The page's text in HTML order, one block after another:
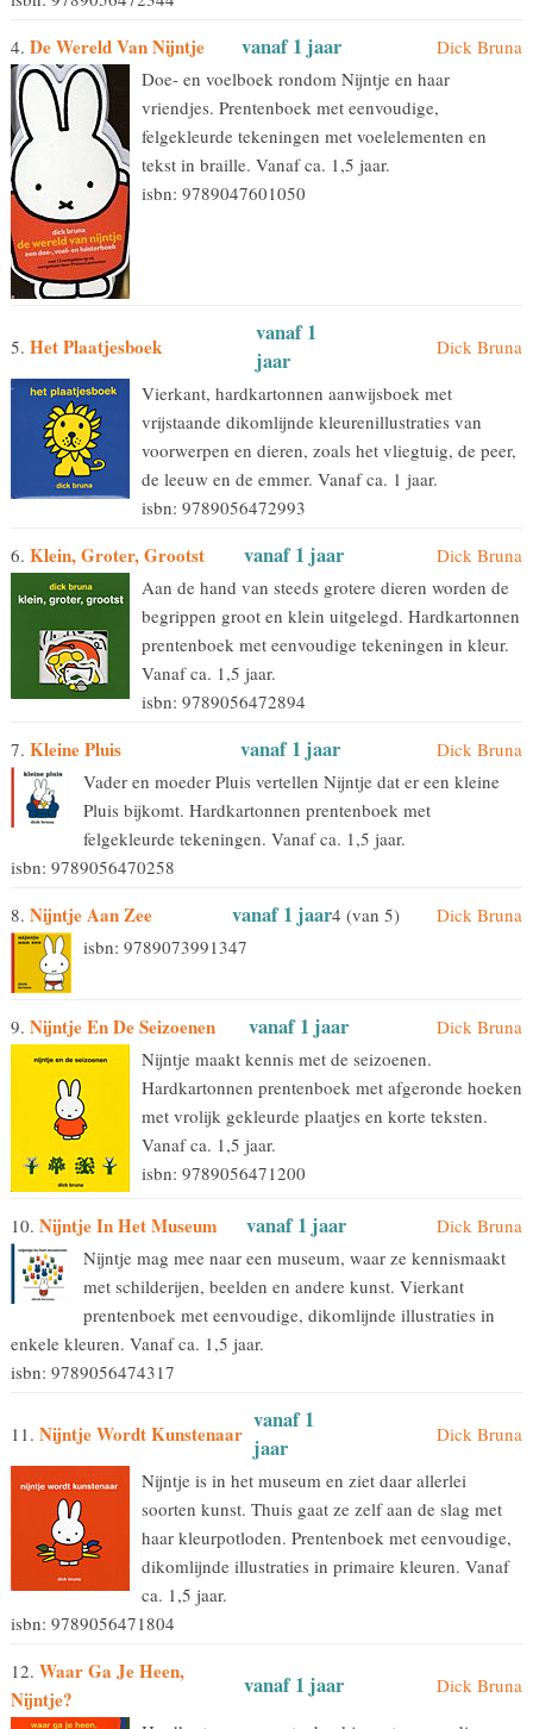
4. De Wereld Van Nijntje vanaf 1 jaar
Dick Bruna
Doe- en voelboek rondom Nijntje en haar
vriendjes. Prentenboek met eenvoudige,
felgekleurde tekeningen met voelelementen en
tekst in braille. Vanaf ca. 1,5 jaar.
isbn: 9789047601050
5. Het Plaatjesboek
vanaf 1
jaar
Dick Bruna
Vierkant, hardkartonnen aanwijsboek met
vrijstaande dikomlijnde kleurenillustraties van
voorwerpen en dieren, zoals het vliegtuig, de peer,
de leeuw en de emmer. Vanaf ca. 1 jaar.
isbn: 9789056472993
6. Klein, Groter, Grootst vanaf 1 jaar
Dick Bruna
Aan de hand van steeds grotere dieren worden de
begrippen groot en klein uitgelegd. Hardkartonnen
prentenboek met eenvoudige tekeningen in kleur.
Vanaf ca. 1,5 jaar.
isbn: 9789056472894
7. Kleine Pluis vanaf 1 jaar
Dick Bruna
Vader en moeder Pluis vertellen Nijntje dat er een kleine
Pluis bijkomt. Hardkartonnen prentenboek met
felgekleurde tekeningen. Vanaf ca. 1,5 jaar.
isbn: 9789056470258
8. Nijntje Aan Zee vanaf 1 jaar4 (van 5)
Dick Bruna
isbn: 9789073991347
9. Nijntje En De Seizoenen vanaf 1 jaar
Dick Bruna
Nijntje maakt kennis met de seizoenen.
Hardkartonnen prentenboek met afgeronde hoeken
met vrolijk gekleurde plaatjes en korte teksten.
Vanaf ca. 1,5 jaar.
isbn: 9789056471200
10. Nijntje In Het Museum vanaf 1 jaar
Dick Bruna
Nijntje mag mee naar een museum, waar ze kennismaakt
met schilderijen, beelden en andere kunst. Vierkant
prentenboek met eenvoudige, dikomlijnde illustraties in
enkele kleuren. Vanaf ca. 1,5 jaar.
isbn: 9789056474317
11. Nijntje Wordt Kunstenaar vanaf 1
jaar
Dick Bruna
Nijntje is in het museum en ziet daar allerlei
soorten kunst. Thuis gaat ze zelf aan de slag met
haar kleurpotloden. Prentenboek met eenvoudige,
dikomlijnde illustraties in primaire kleuren. Vanaf
ca. 1,5 jaar.
isbn: 9789056471804
12. Waar Ga Je Heen,
Nijntje?
vanaf 1 jaar
Dick Bruna